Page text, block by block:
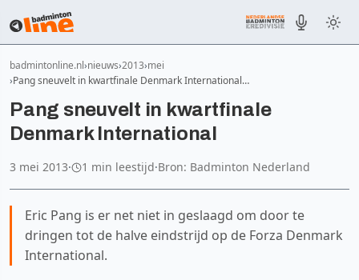
badmintonline.nl nieuws 2013 mei
Pang sneuvelt in kwartfinale Denmark International…
Pang sneuvelt in kwartfinale
Denmark International
3 mei 2013· 1 min leestijd·Bron: Badminton Nederland
Eric Pang is er net niet in geslaagd om door te
dringen tot de halve eindstrijd op de Forza Denmark
International.